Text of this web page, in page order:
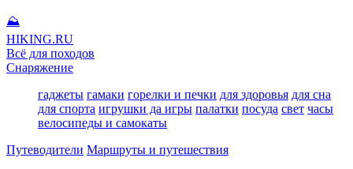
⛰
HIKING.RU
Всё для походов
Снаряжение
гаджеты гамаки горелки и печки для здоровья для сна
для спорта игрушки да игры палатки посуда свет часы
велосипеды и самокаты
Путеводители Маршруты и путешествия